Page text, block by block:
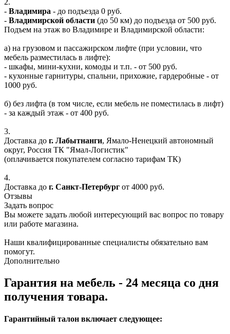
2.
- Владимира - до подъезда 0 руб.
- Владимирской области (до 50 км) до подъезда от 500 руб.
Подъем на этаж во Владимире и Владимирской области:
а) на грузовом и пассажирском лифте (при условии, что
мебель разместилась в лифте):
- шкафы, мини-кухни, комоды и т.п. - от 500 руб.
- кухонные гарнитуры, спальни, прихожие, гардеробные - от
1000 руб.
б) без лифта (в том числе, если мебель не поместилась в лифт)
- за каждый этаж - от 400 руб.
3.
Доставка до г. Лабытнанги, Ямало-Ненецкий автономный
округ, Россия ТК "Ямал-Логистик"
(оплачивается покупателем согласно тарифам ТК)
4.
Доставка до г. Санкт-Петербург от 4000 руб.
Отзывы
Задать вопрос
Вы можете задать любой интересующий вас вопрос по товару
или работе магазина.
Наши квалифицированные специалисты обязательно вам
помогут.
Дополнительно
Гарантия на мебель - 24 месяца со дня
получения товара.
Гарантийный талон включает следующее: